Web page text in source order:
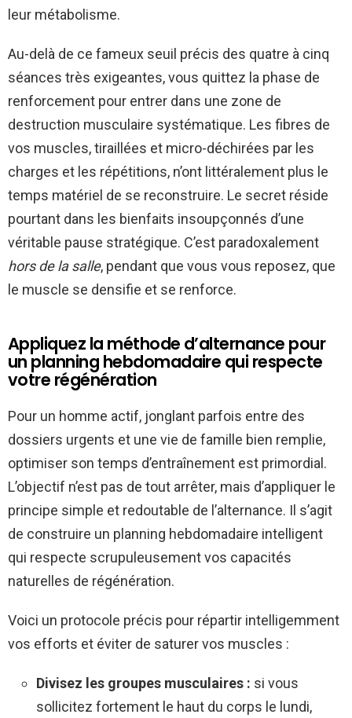
leur métabolisme.
Au-delà de ce fameux seuil précis des quatre à cinq
séances très exigeantes, vous quittez la phase de
renforcement pour entrer dans une zone de
destruction musculaire systématique. Les fibres de
vos muscles, tiraillées et micro-déchirées par les
charges et les répétitions, n’ont littéralement plus le
temps matériel de se reconstruire. Le secret réside
pourtant dans les bienfaits insoupçonnés d’une
véritable pause stratégique. C’est paradoxalement
hors de la salle, pendant que vous vous reposez, que
le muscle se densifie et se renforce.
Appliquez la méthode d’alternance pour
un planning hebdomadaire qui respecte
votre régénération
Pour un homme actif, jonglant parfois entre des
dossiers urgents et une vie de famille bien remplie,
optimiser son temps d’entraînement est primordial.
L’objectif n’est pas de tout arrêter, mais d’appliquer le
principe simple et redoutable de l’alternance. Il s’agit
de construire un planning hebdomadaire intelligent
qui respecte scrupuleusement vos capacités
naturelles de régénération.
Voici un protocole précis pour répartir intelligemment
vos efforts et éviter de saturer vos muscles :
Divisez les groupes musculaires : si vous
sollicitez fortement le haut du corps le lundi,